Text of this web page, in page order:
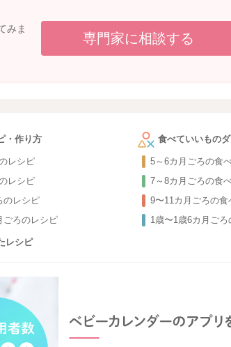
みま
専門家に相談する
・作り方
レシピ
レシピ
のレシピ
ごろのレシピ
レシピ
食べていいもの
5～6カ月ごろの食
7～8カ月ごろの食
9〜11カ月ごろの食
1歳〜1歳6カ月ご